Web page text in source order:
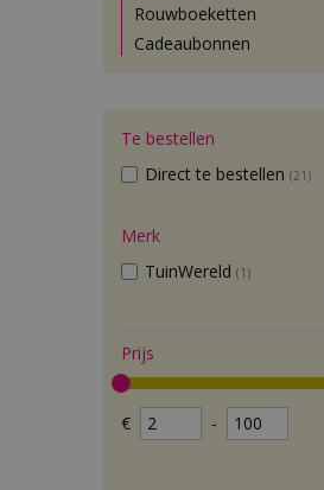
Rouwboeketten
Cadeaubonnen
Te bestellen
Direct te bestellen (21)
Merk
TuinWereld (1)
Prijs
€ -